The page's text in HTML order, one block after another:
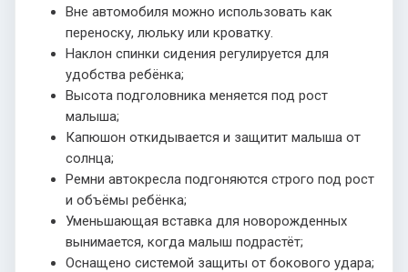
Вне автомобиля можно использовать как
переноску, люльку или кроватку.
Наклон спинки сидения регулируется для
удобства ребёнка;
Высота подголовника меняется под рост
малыша;
Капюшон откидывается и защитит малыша от
солнца;
Ремни автокресла подгоняются строго под рост
и объёмы ребёнка;
Уменьшающая вставка для новорожденных
вынимается, когда малыш подрастёт;
Оснащено системой защиты от бокового удара;